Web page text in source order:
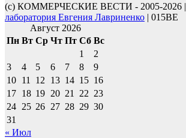
(с) КОММЕРЧЕСКИЕ ВЕСТИ - 2005-2026 |
лаборатория Евгения Лавриненко | 015BE
Август 2026
Пн Вт Ср Чт Пт Сб Вс
1
2
3
4 5 6 7 8
9
10 11 12 13 14 15 16
17 18 19 20 21 22 23
24 25 26 27 28 29 30
31
« Июл